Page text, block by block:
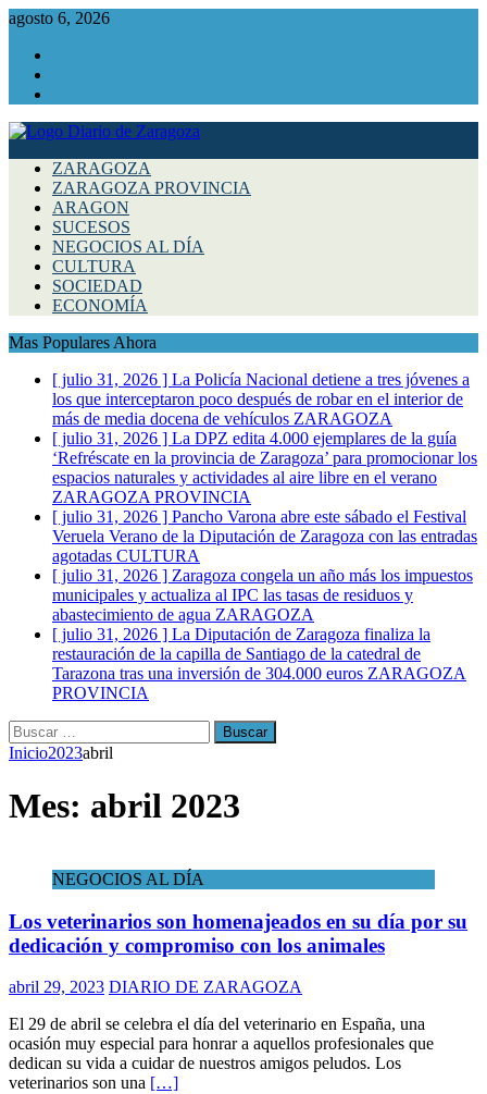
agosto 6, 2026
ZARAGOZA
ZARAGOZA PROVINCIA
ARAGON
SUCESOS
NEGOCIOS AL DÍA
CULTURA
SOCIEDAD
ECONOMÍA
Mas Populares Ahora
[ julio 31, 2026 ] La Policía Nacional detiene a tres jóvenes a
los que interceptaron poco después de robar en el interior de
más de media docena de vehículos ZARAGOZA
[ julio 31, 2026 ] La DPZ edita 4.000 ejemplares de la guía
‘Refréscate en la provincia de Zaragoza’ para promocionar los
espacios naturales y actividades al aire libre en el verano
ZARAGOZA PROVINCIA
[ julio 31, 2026 ] Pancho Varona abre este sábado el Festival
Veruela Verano de la Diputación de Zaragoza con las entradas
agotadas CULTURA
[ julio 31, 2026 ] Zaragoza congela un año más los impuestos
municipales y actualiza al IPC las tasas de residuos y
abastecimiento de agua ZARAGOZA
[ julio 31, 2026 ] La Diputación de Zaragoza finaliza la
restauración de la capilla de Santiago de la catedral de
Tarazona tras una inversión de 304.000 euros ZARAGOZA
PROVINCIA
Buscar:
Inicio2023abril
Mes: abril 2023
NEGOCIOS AL DÍA
Los veterinarios son homenajeados en su día por su
dedicación y compromiso con los animales
abril 29, 2023 DIARIO DE ZARAGOZA
El 29 de abril se celebra el día del veterinario en España, una
ocasión muy especial para honrar a aquellos profesionales que
dedican su vida a cuidar de nuestros amigos peludos. Los
veterinarios son una […]